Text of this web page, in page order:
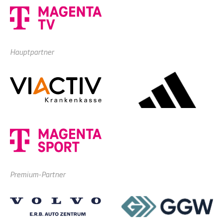
Hauptpartner
Premium-Partner